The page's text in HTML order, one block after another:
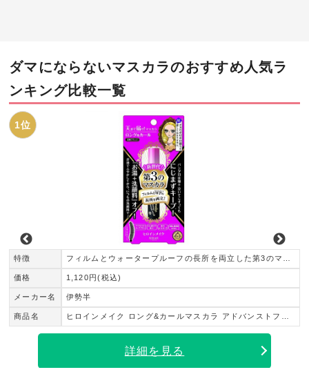
ダマにならないマスカラのおすすめ人気ラ
ンキング比較一覧
1位
特徴
価格
メーカー名
商品名
1,120円(税込)
伊勢半
詳細を見る